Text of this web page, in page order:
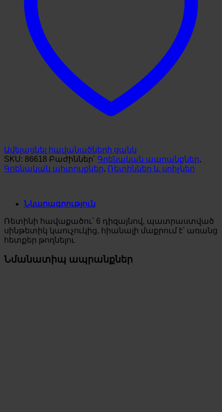
Ավելացնել հավանածների ցանկ
SKU: 86618 Բաժիններ՝ Գրենական ապրանքներ,
Գրենական պիտույքներ, Ռետիններ և սրիչներ
Նկարագրություն
Ռետինի հավաքածու՝ 6 դիզայնով, պատրաստված
սինթետիկ կաուչուկից, հիանալի մաքրում է՝ առանց
հետքեր թողնելու
Նմանատիպ ապրանքներ